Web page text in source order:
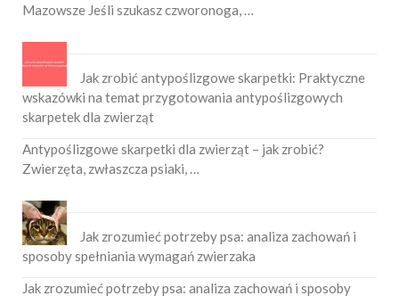
Mazowsze Jeśli szukasz czworonoga, …
Jak zrobić antypoślizgowe skarpetki: Praktyczne
wskazówki na temat przygotowania antypoślizgowych
skarpetek dla zwierząt
Antypoślizgowe skarpetki dla zwierząt – jak zrobić?
Zwierzęta, zwłaszcza psiaki, …
Jak zrozumieć potrzeby psa: analiza zachowań i
sposoby spełniania wymagań zwierzaka
Jak zrozumieć potrzeby psa: analiza zachowań i sposoby